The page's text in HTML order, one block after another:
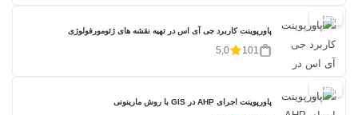
20%
پاورپوینت کاربرد جی آی اس در تهیه نقشه های ژئومورفولوژی
101
5,0
20%
پاورپوینت اجرای AHP در GIS با روش مارینونی